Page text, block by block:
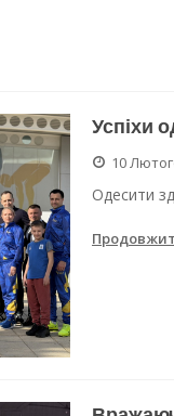
підтримка для Одеси
в Одесі: нові
Успіхи
10
Одесити